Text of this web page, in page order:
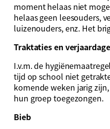
moment helaas niet
helaas geen leesouders,
luizenouders, enz. Het
Traktaties en
I.v.m. de
tijd op school niet
komende weken jarig
hun groep toegezongen.
Bieb